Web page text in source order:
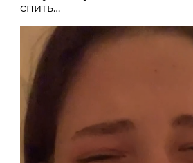
спить…